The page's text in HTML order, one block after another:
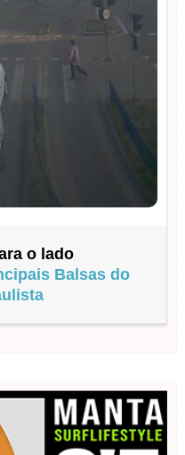
o lado
Balsas do